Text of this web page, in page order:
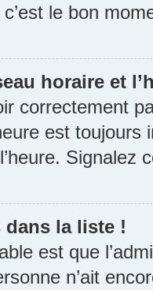
le bon
horaire et
correctement
est
Signalez
dans la liste !
est que
n’ait